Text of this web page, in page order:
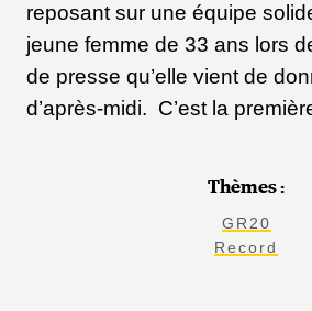
reposant sur une équipe
jeune femme de 33 ans lors
de presse qu’elle vient de
d’après-midi. C’est la
Thèmes :
GR20
Record